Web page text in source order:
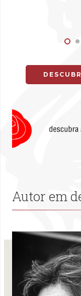
Autor em